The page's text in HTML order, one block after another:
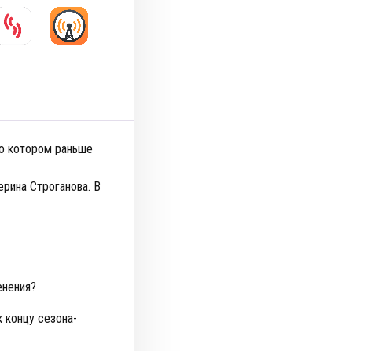
котором раньше
Строганова. В
концу сезона-